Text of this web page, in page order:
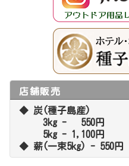
店舗販売
◆ 炭(種子島産)
3kg - 550円
5kg - 1,100円
◆ 薪(一束5kg) - 550円